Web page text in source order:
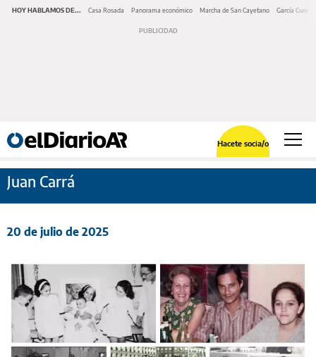
HOY HABLAMOS DE... Casa Rosada Panorama económico Marcha de San Cayetano García Cuerva
Hacete socia/o
Juan Carrá
20 de julio de 2025